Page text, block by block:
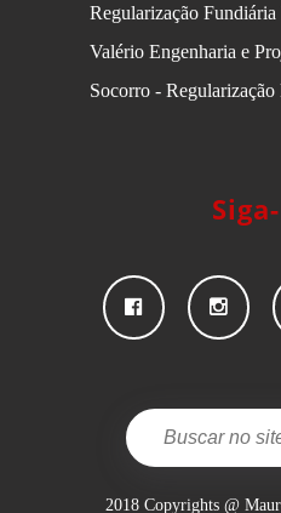
Regularização
Valério Engenharia e
Socorro -
2018 Copyrights @